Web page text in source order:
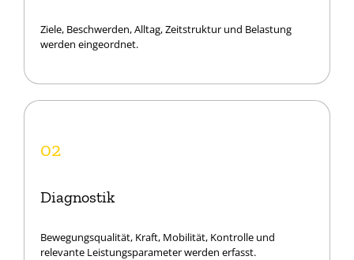
Ziele, Beschwerden, Alltag, Zeitstruktur und Belastung
werden eingeordnet.
02
Diagnostik
Bewegungsqualität, Kraft, Mobilität, Kontrolle und
relevante Leistungsparameter werden erfasst.